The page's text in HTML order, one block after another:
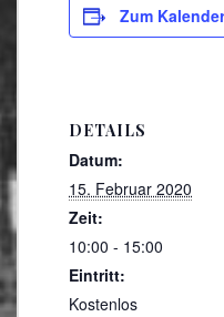
Zum
DETAILS
Datum:
15. Februar 2020
Zeit:
10:00 - 15:00
Eintritt:
Kostenlos